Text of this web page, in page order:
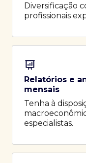
Diversificação
profissionais
Relatórios e
mensais
Tenha à
especialistas.